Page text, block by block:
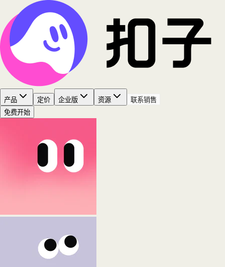
产品 定价 企业版 资源
联系销售
免费开始